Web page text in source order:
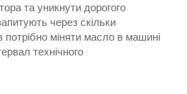
та уникнути дорогого
через скільки
потрібно міняти масло в машині
технічного